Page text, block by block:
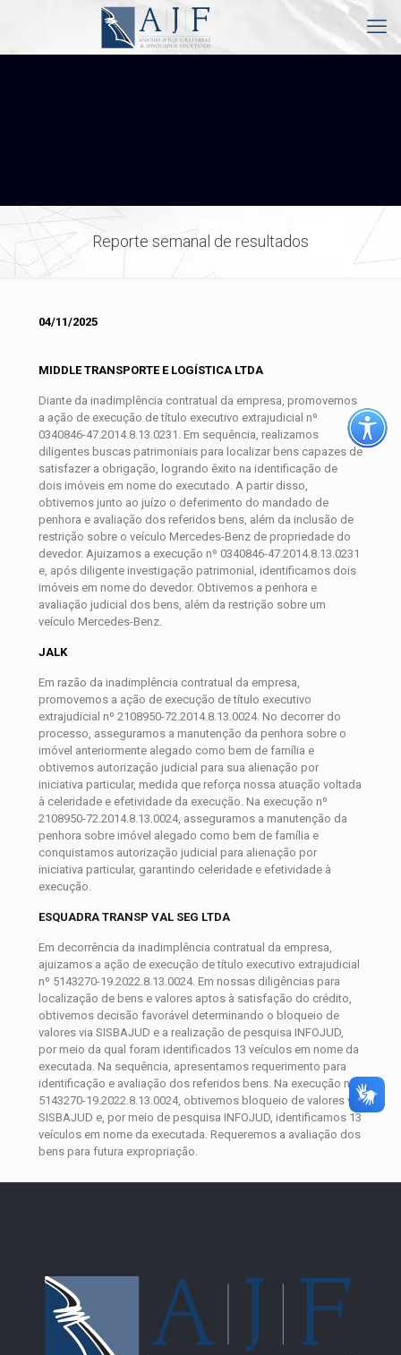
Reporte semanal de resultados
04/11/2025
MIDDLE TRANSPORTE E LOGÍSTICA LTDA
Diante da inadimplência contratual da empresa, promovemos
a ação de execução de título executivo extrajudicial nº
0340846-47.2014.8.13.0231. Em sequência, realizamos
diligentes buscas patrimoniais para localizar bens capazes de
satisfazer a obrigação, logrando êxito na identificação de
dois imóveis em nome do executado. A partir disso,
obtivemos junto ao juízo o deferimento do mandado de
penhora e avaliação dos referidos bens, além da inclusão de
restrição sobre o veículo Mercedes-Benz de propriedade do
devedor. Ajuizamos a execução nº 0340846-47.2014.8.13.0231
e, após diligente investigação patrimonial, identificamos dois
imóveis em nome do devedor. Obtivemos a penhora e
avaliação judicial dos bens, além da restrição sobre um
veículo Mercedes-Benz.
JALK
Em razão da inadimplência contratual da empresa,
promovemos a ação de execução de título executivo
extrajudicial nº 2108950-72.2014.8.13.0024. No decorrer do
processo, asseguramos a manutenção da penhora sobre o
imóvel anteriormente alegado como bem de família e
obtivemos autorização judicial para sua alienação por
iniciativa particular, medida que reforça nossa atuação voltada
à celeridade e efetividade da execução. Na execução nº
2108950-72.2014.8.13.0024, asseguramos a manutenção da
penhora sobre imóvel alegado como bem de família e
conquistamos autorização judicial para alienação por
iniciativa particular, garantindo celeridade e efetividade à
execução.
ESQUADRA TRANSP VAL SEG LTDA
Em decorrência da inadimplência contratual da empresa,
ajuizamos a ação de execução de título executivo extrajudicial
nº 5143270-19.2022.8.13.0024. Em nossas diligências para
localização de bens e valores aptos à satisfação do crédito,
obtivemos decisão favorável determinando o bloqueio de
valores via SISBAJUD e a realização de pesquisa INFOJUD,
por meio da qual foram identificados 13 veículos em nome da
executada. Na sequência, apresentamos requerimento para
identificação e avaliação dos referidos bens. Na execução nº
5143270-19.2022.8.13.0024, obtivemos bloqueio de valores via
SISBAJUD e, por meio de pesquisa INFOJUD, identificamos 13
veículos em nome da executada. Requeremos a avaliação dos
bens para futura expropriação.